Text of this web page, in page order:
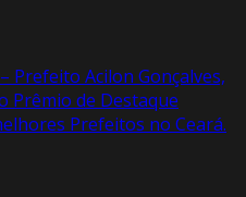
– Prefeito Acilon Gonçalves,
Prêmio de Destaque
Prefeitos no Ceará.